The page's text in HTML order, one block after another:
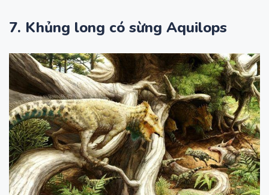
7. Khủng long có sừng Aquilops